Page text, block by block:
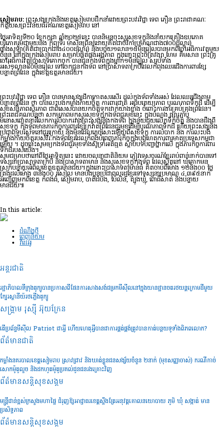
សៀមរាប: ព្រះសង្ឃក្រុងនិងខេត្តសៀមរាបដឹកនាំដោយព្រះបវរវិជ្ជា ទេព ភឿន ព្រះរាជាគណៈ
កិត្តិយសព្រះវិន័យធរគណខេត្តសៀមរាប នៅ
ថ្ងៃអាទិត្យទី២០ ខែកក្កដា ឆ្នាំ២០២៥នេះ បាននិមន្តចុះសួរសុខទុក្ខនិងនាំយកគ្រឿងឧបភោគ
បរិភោគរួមជាមួយនិង កុំព្យូទ័រ ម៉ាស៊ីនព្រីន(ដោយគិតជាថវិកាប្រមាណជាង៧០០ដុល្លារ)
ផ្ទាំងសូឡា(គិតជាប្រាក់ជាង៤០០ដុល្លារ) និងបច្ច័យ១លាន១៥ម៉ឺនរៀលបានមកពីចៅអធិការវត្តមួយ
ចំនួន នៅក្នុងក្រុងសៀមរាប សម្រាប់ផ្គត់ផ្គង់អង្គភាព ក្នុងនោះព្រះចិត្រវង្សា ហែម គឹមសាន ព្រះគ្រូ
ចៅអធិការវត្តប្រាសាទគោកចក បានជូនកងទ័ពក្នុងម្នាក់១ម៉ឺនរៀល សរុបទាំង
អស់១លាន៨០ម៉ឺនរៀល ទៅចែកជូនកងទ័ព នៅប្រាសាទតាក្របីដែលកំពុងឈរជើងការពារខ្សែ
បន្ទាត់ព្រំដែន ក្នុងខេត្តឧត្តរមានជ័យ។
ព្រះបវរវិជ្ជា ទេព ភឿន បានមានសង្ឃដីកាកោតសរសើរ ដល់កងទ័ពទាំងអស់ ដែលឈរជើងតាម
បន្ទាត់ព្រំដែន ថា បានលះបង់កម្លាំងកាយចិត្ត ការពារជាតិ អធិបតេយ្យភាព បូរណភាពទឹកដី ដើម្បី
សុខសន្តិភាពស្ថិរភាព ជាពិសេសបានយកចិត្តទុកដាក់យ៉ាងខ្លាំង ចំពោះការងារគ្រប់គ្រងព្រំដែន។
ព្រះតេជគុណបន្តថា សកម្មភាពមកសួរសុខទុក្ខកងទ័ពជួរមុខនេះ ក្នុងបំណង ផ្សារភ្ជាប់
មនោសញ្ចេតនារំលែកការលំបាករវាងព្រះសង្ឃនិងកងទ័ព ក្នុងន័យជួយលើកទឹកចិត្ត និងបានដឹងពី
សុខទុក្ខ កងទ័ពមានភារកិច្ចការពារខ្សែក្រវ៉ាត់ព្រំដែនជួរមុខដើម្បីបូរណភាពទឹកដី ហើយព្រះសង្ឃនិង
ប្រជាពុទ្ឋបរិស័ទនៅជួរក្រោយ និងមិនដែលភ្លេចសោះឡើយពីសុខទុក្ខ ការលំបាក និង ការលះបង់
កម្លាំងកាយចិត្តរបស់វីរៈកងទ័ពខ្មែរដែលកំពុងបំពេញភារកិច្ចក្នុងបុព្វហេតុការពារមាតុប្រទេសកម្ពុជា
ឡើយ ។ ដូចនេះសូមឲ្យកងទ័ពជួរមុខទាំងស៊ូទ្រាំអត់ធ្មត់ ស្តាប់បទបញ្ជាថ្នាក់លើ ក្នុងភារកិច្ចការពារ
ទឹកដីរបស់យើង។
សូមជម្រាបថានៅពីថ្ងៃអាទិត្យនេះ ដោយចលនាជាតិនិយម ភ្ញៀវទេសចរណ៍ខ្មែររាប់ពាន់នាក់បានទៅ
ទស្សនាប្រាសាទតាក្របី និងប្រាសាទតាមាន់ និងសួរសុខទុក្ខកងទ័ព ដែលស្ថិតនៅ ឃុំគោកមន
ស្រុកបន្ទាយអំពិលខេត្តឧត្តរមានជ័យ។ក្នុងនោះប្រាសាទតាមាន់ធំ គិតចាប់ពីម៉ោង ១២និង០០ ថ្ងៃ
ត្រង់ដល់ម៉ោង ៣និង០០ រសៀល មានបងប្អូនប្រជាពលរដ្ឋខ្មែរទៅទស្សនាប្រមាណ ៤,៣៩៥នាក់
អញ្ជើញមកពីខេត្ត កំពង់ធំ, សៀមរាប, បាត់ដំបង, ប៉ៃលិន, ត្បូងឃ្មុំ, ពោធិ៍សាត់ និងបន្ទាយ
មានជ័យ៕
In this article:
ដំណឹងថ្មី
ពេញនិយម
វីដេអូ
អន្តរជាតិ
រដ្ឋាភិបាលទីក្រុងតូក្យូបានប្រកាសពីផែនការសាងសង់ជម្រកមីស៊ីលនៅក្នុងយានដ្ឋានចតរថយន្តក្រោមដីមួយ
ក្បែរស្ថានីយ៍រថភ្លើងតូក្យូ
សង្គ្រាម រុស្ស៊ី អ៊ុយក្រែន
តើប្រព័ន្ធមីស៊ីល Patriot ជាអ្វី ហើយហេតុអ្វីបានជាការផ្គត់ផ្គង់ត្រូវបានកាត់បន្ថយទូទាំងពិភពលោក?
ព័ត៌មានជាតិ
កម្លាំងនគរបាលខេត្តសៀមរាប ស្រាវជ្រាវ និងឃាត់ខ្លួនជនសង្ស័យចំនួន ២នាក់ (មុខសញ្ញាចាស់) ករណីកាច់
សោកម៉ូតូលួច និងដកហូតម៉ូតូប្រគល់ជូនជនរងគ្រោះវិញ
ព័ត៌មានសន្តិសុខ​សង្គម
មន្រ្តីជាន់ខ្ពស់ក្រសួងមហាផ្ទៃ ជំរុញឱ្យអាជ្ញាធរខេត្តស្ទឹងត្រែអនុវត្តគោលនយោបាយ ភូមិ ឃុំ សង្កាត់ មាន
ប្រសិទ្ធភាព
ព័ត៌មានសន្តិសុខ​សង្គម